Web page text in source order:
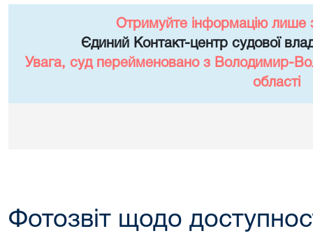
Отримуйте інформацію лише
Єдиний Контакт-центр судової
Увага, суд перейменовано з Володимир-
області
Фотозвіт щодо